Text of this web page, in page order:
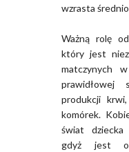
wzrasta
Ważną rolę
który jest
matczynych
prawidłowej
produkcji
komórek.
świat dziecka
gdyż jest